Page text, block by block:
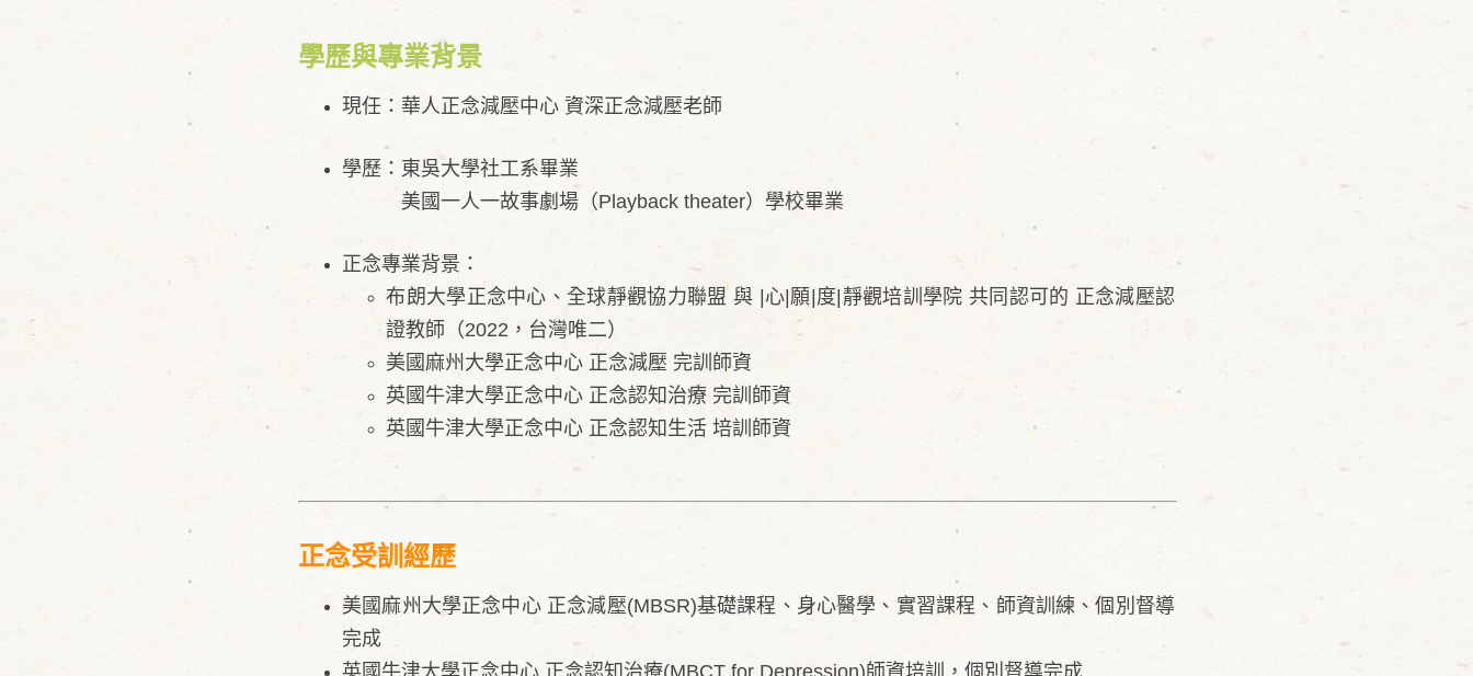
學歷與專業背景
現任：華人正念減壓中心 資深正念減壓老師
學歷：東吳大學社工系畢業
美國一人一故事劇場（Playback theater）學校畢業
正念專業背景：
布朗大學正念中心、全球靜觀協力聯盟 與 |心|願|度|靜觀培訓學院 共同認可的 正念減壓認
證教師（2022，台灣唯二）
​美國麻州大學正念中心 正念減壓 完訓師資
英國牛津大學正念中心 正念認知治療 完訓師資
英國牛津大學正念中心 正念認知生活 培訓師資
正念受訓經歷
美國麻州大學正念中心 正念減壓(MBSR)基礎課程、身心醫學、實習課程、師資訓練、個別督導
完成
英國牛津大學正念中心 正念認知治療(MBCT for Depression)師資培訓，個別督導完成